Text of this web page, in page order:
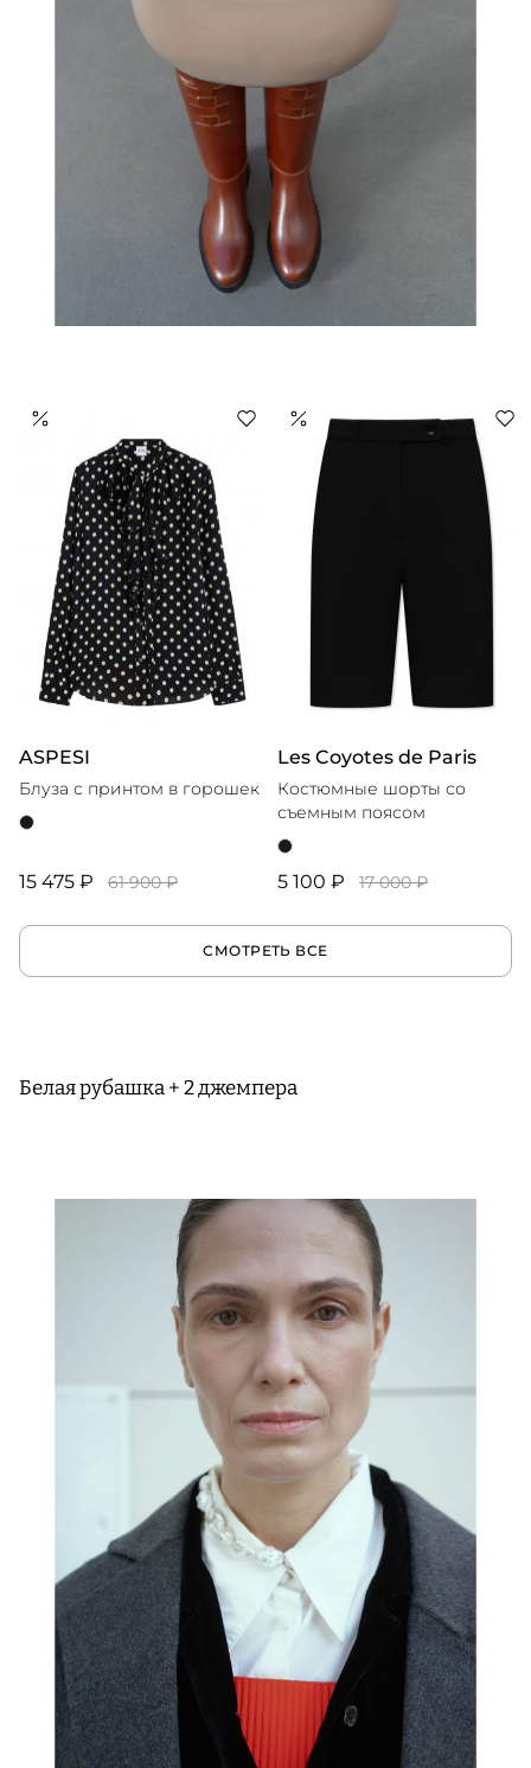
ASPESI
Блуза с принтом в горошек
15 475 ₽ 61 900 ₽
Les Coyotes de Paris
Костюмные шорты со
съемным поясом
5 100 ₽ 17 000 ₽
СМОТРЕТЬ ВСЕ
Белая рубашка + 2 джемпера